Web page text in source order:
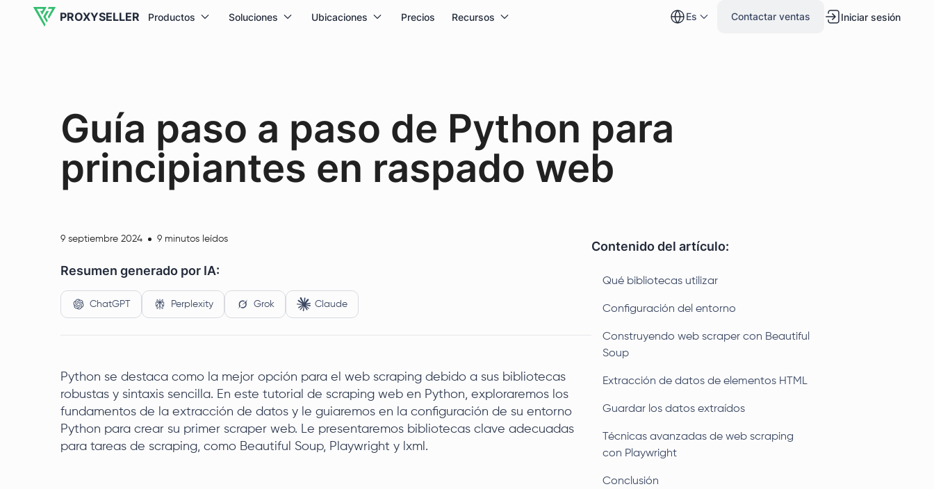
PROXYSELLER Productos Soluciones Ubicaciones Precios Recursos es Contactar ventas Iniciar sesión
Guía paso a paso de Python para
principiantes en raspado web
9 septiembre 2024 9 minutos leídos
Resumen generado por IA:
ChatGPT Perplexity Grok Claude
Python se destaca como la mejor opción para el web scraping debido a sus bibliotecas
robustas y sintaxis sencilla. En este tutorial de scraping web en Python, exploraremos los
fundamentos de la extracción de datos y le guiaremos en la configuración de su entorno
Python para crear su primer scraper web. Le presentaremos bibliotecas clave adecuadas
para tareas de scraping, como Beautiful Soup, Playwright y lxml.
Contenido del artículo:
Qué bibliotecas utilizar
Configuración del entorno
Construyendo web scraper con Beautiful
Soup
Extracción de datos de elementos HTML
Guardar los datos extraídos
Técnicas avanzadas de web scraping
con Playwright
Conclusión